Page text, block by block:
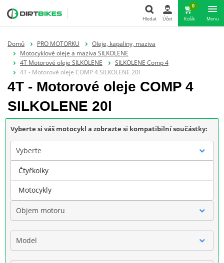
Hledat Účet
0
Košík Menu
Domů PRO MOTORKU
Oleje, kapaliny, maziva
Motocyklové oleje a maziva SILKOLENE
4T Motorové oleje SILKOLENE
SILKOLENE Comp 4
4T - Motorové oleje COMP 4 SILKOLENE 20l
4T - Motorové oleje COMP 4
SILKOLENE 20l
Vyberte si váš motocykl a zobrazte si kompatibilní součástky:
Vyberte
Značka
Objem motoru
Model
Čtyřkolky
Motocykly